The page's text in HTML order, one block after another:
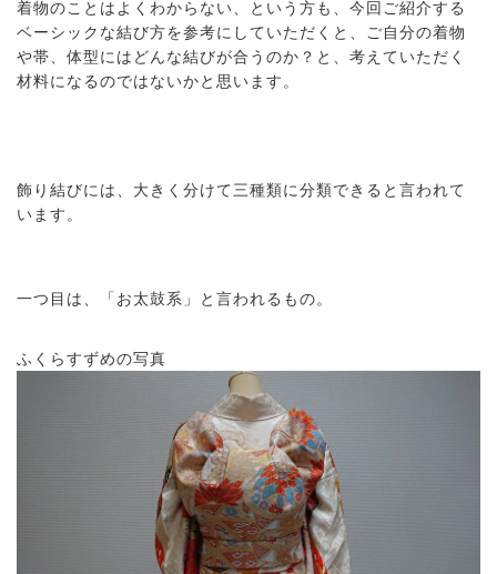
着物のことはよくわからない、という方も、今回ご紹介する
ベーシックな結び方を参考にしていただくと、ご自分の着物
や帯、体型にはどんな結びが合うのか？と、考えていただく
材料になるのではないかと思います。
飾り結びには、大きく分けて三種類に分類できると言われて
います。
一つ目は、「お太鼓系」と言われるもの。
ふくらすずめの写真